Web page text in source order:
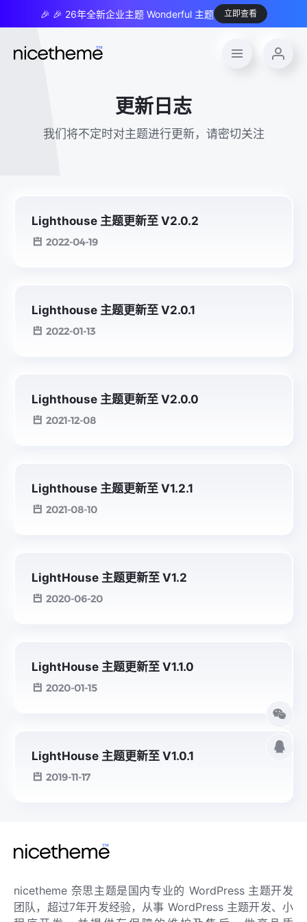
🎉 🎉 26年全新企业主题 Wonderful 主题 立即查看
更新日志
我们将不定时对主题进行更新，请密切关注
Lighthouse 主题更新至 V2.0.2
2022-04-19
Lighthouse 主题更新至 V2.0.1
2022-01-13
Lighthouse 主题更新至 V2.0.0
2021-12-08
Lighthouse 主题更新至 V1.2.1
2021-08-10
LightHouse 主题更新至 V1.2
2020-06-20
LightHouse 主题更新至 V1.1.0
2020-01-15
LightHouse 主题更新至 V1.0.1
2019-11-17
nicetheme 奈思主题是国内专业的 WordPress 主题开发
团队，超过7年开发经验，从事 WordPress 主题开发、小